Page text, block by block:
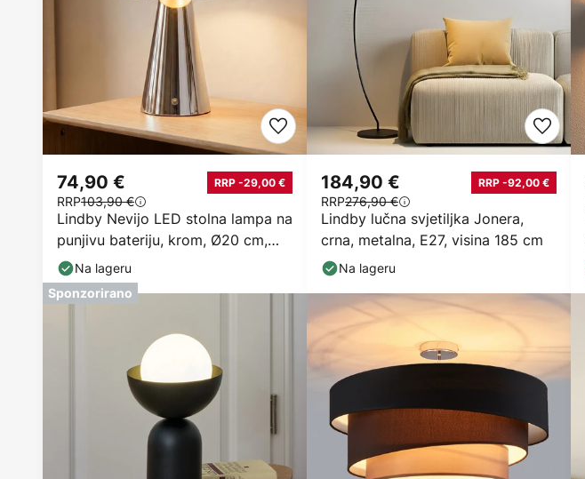
Lindby Nevijo LED stolna lampa na
punjivu bateriju, krom, Ø20 cm,
USB,
74,90 € RRP -29,00 €
RRP103,90 €
Na lageru
Lindby lučna svjetiljka Jonera,
crna, metalna, E27, visina 185 cm
184,90 € RRP -92,00 €
RRP276,90 €
Na lageru
Sponzorirano